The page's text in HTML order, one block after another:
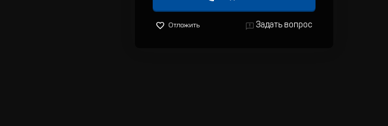
Отложить Задать вопрос